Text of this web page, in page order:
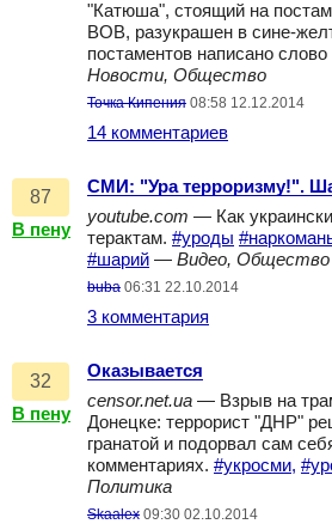
"Катюша", стоящий на
ВОВ, разукрашен в сине-
постаментов написано слово
Новости, Общество
Точка Кипения 08:58 12.12.2014
14 комментариев
87
В пену
СМИ: "Ура терроризму!".
youtube.com — Как
терактам. #уроды
#шарий — Видео, Общество
buba 06:31 22.10.2014
3 комментария
32
В пену
Оказывается
censor.net.ua — Взрыв на
Донецке: террорист "ДНР"
гранатой и подорвал сам
комментариях. #укросми,
Политика
Skaalex 09:30 02.10.2014